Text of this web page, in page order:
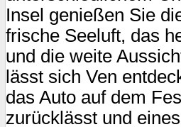
Insel genießen Sie
frische Seeluft, das
und die weite
lässt sich Ven
das Auto auf dem
zurücklässt und